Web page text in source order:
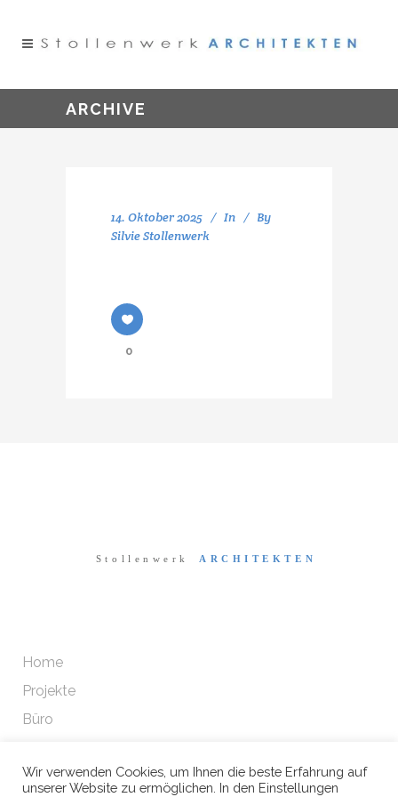
ARCHIVE
14. Oktober 2025 In
By
Silvie Stollenwerk
0
Home
Projekte
Büro
Datenschutz
Wir verwenden Cookies, um Ihnen die beste Erfahrung auf
unserer Website zu ermöglichen. In den Einstellungen